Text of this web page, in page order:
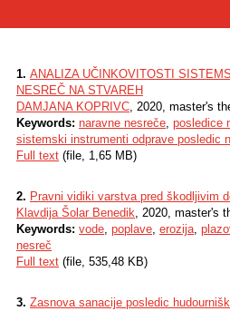
1. ANALIZA UČINKOVITOSTI
NESREČ NA STVAREH
DAMJANA KOPRIVC, 2020, master's
Keywords: naravne nesreče, posledice
sistemski instrumenti odprave posledic
Full text (file, 1,65 MB)
2. Pravni vidiki varstva pred škodljivim
Klavdija Šolar Benedik, 2020, master's
Keywords: vode, poplave, erozija,
nesreč
Full text (file, 535,48 KB)
3. Zasnova sanacije posledic